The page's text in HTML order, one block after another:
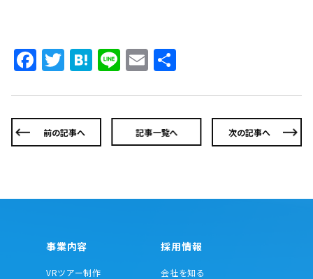
Facebook
Twitter
Hatena
LineEmail
前の記事へ 記事一覧へ 次の記事へ
事業内容
VRツアー制作
採用情報
会社を知る